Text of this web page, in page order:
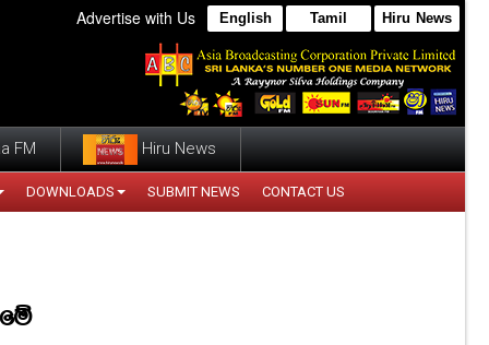
Advertise with Us English Tamil Hiru News
FM Hiru News
DOWNLOADS SUBMIT NEWS CONTACT US